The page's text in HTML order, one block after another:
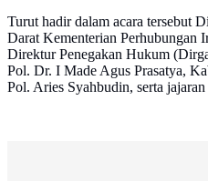
Turut hadir dalam acara tersebut
Darat Kementerian Perhubungan
Direktur Penegakan Hukum
Pol. Dr. I Made Agus Prasatya,
Pol. Aries Syahbudin, serta